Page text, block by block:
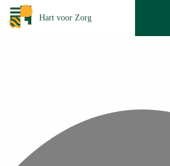
Hart voor Zorg